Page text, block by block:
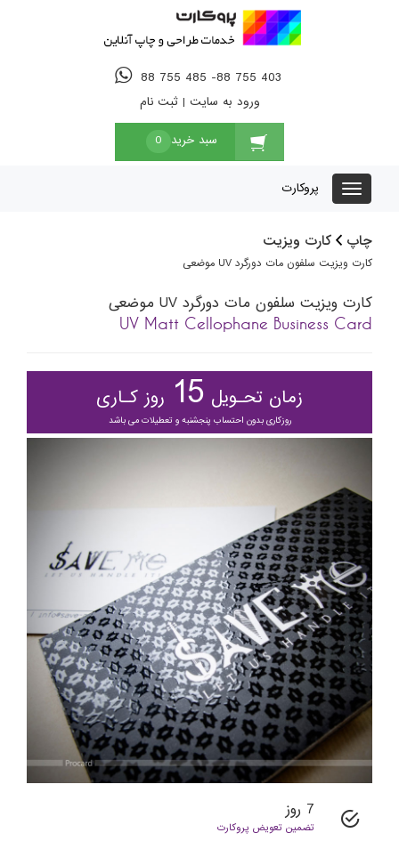
88 755 485 -88 755 403
ورود به سایت |ثبت نام
سبد خرید 0
پروکارت
چاپ کارت ویزیت
کارت ویزیت سلفون مات دورگرد UV موضعی
کارت ویزیت سلفون مات دورگرد UV موضعی
UV Matt Cellophane Business Card
زمان تحـویل 15 روز کـاری
روزکاری بدون احتساب پنجشنبه و تعطیلات می باشد
7 روز
تضمین تعویض پروکارت